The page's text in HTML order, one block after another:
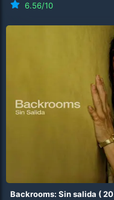
6.56/10
Backrooms: Sin salida (2026